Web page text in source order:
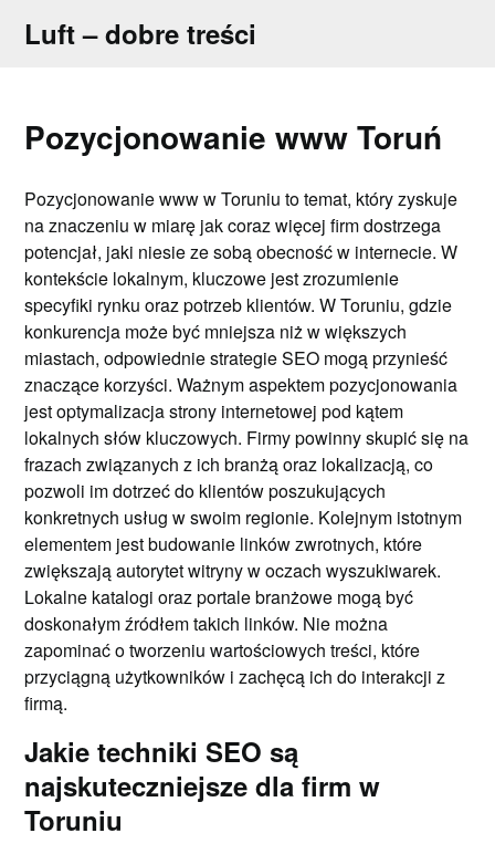
Luft – dobre treści
Pozycjonowanie www Toruń
Pozycjonowanie www w Toruniu to temat, który zyskuje
na znaczeniu w miarę jak coraz więcej firm dostrzega
potencjał, jaki niesie ze sobą obecność w internecie. W
kontekście lokalnym, kluczowe jest zrozumienie
specyfiki rynku oraz potrzeb klientów. W Toruniu, gdzie
konkurencja może być mniejsza niż w większych
miastach, odpowiednie strategie SEO mogą przynieść
znaczące korzyści. Ważnym aspektem pozycjonowania
jest optymalizacja strony internetowej pod kątem
lokalnych słów kluczowych. Firmy powinny skupić się na
frazach związanych z ich branżą oraz lokalizacją, co
pozwoli im dotrzeć do klientów poszukujących
konkretnych usług w swoim regionie. Kolejnym istotnym
elementem jest budowanie linków zwrotnych, które
zwiększają autorytet witryny w oczach wyszukiwarek.
Lokalne katalogi oraz portale branżowe mogą być
doskonałym źródłem takich linków. Nie można
zapominać o tworzeniu wartościowych treści, które
przyciągną użytkowników i zachęcą ich do interakcji z
firmą.
Jakie techniki SEO są
najskuteczniejsze dla firm w
Toruniu